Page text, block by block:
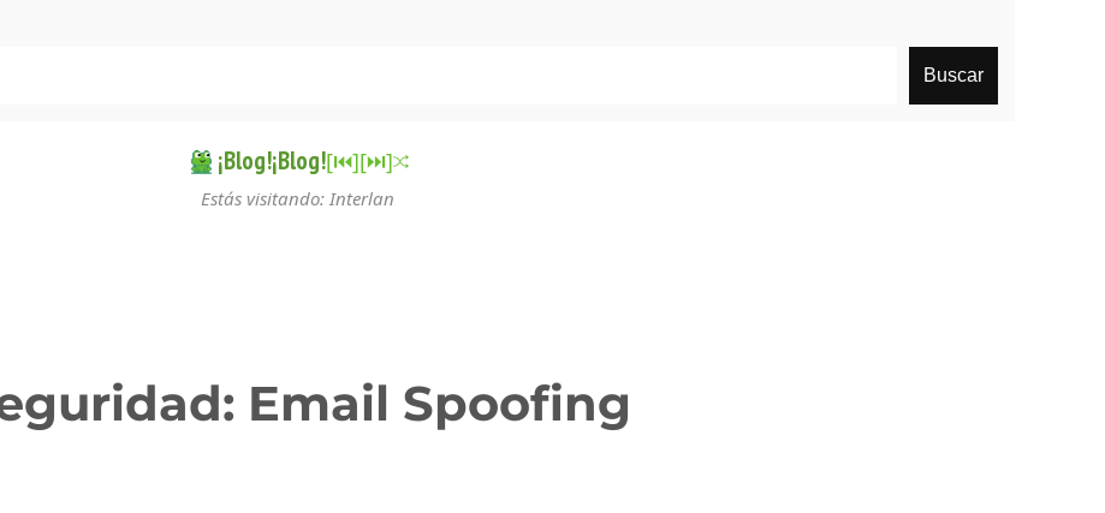
Buscar
¡Blog!¡Blog![⏮︎][⏭︎]
Estás visitando: Interlan
Email Spoofing